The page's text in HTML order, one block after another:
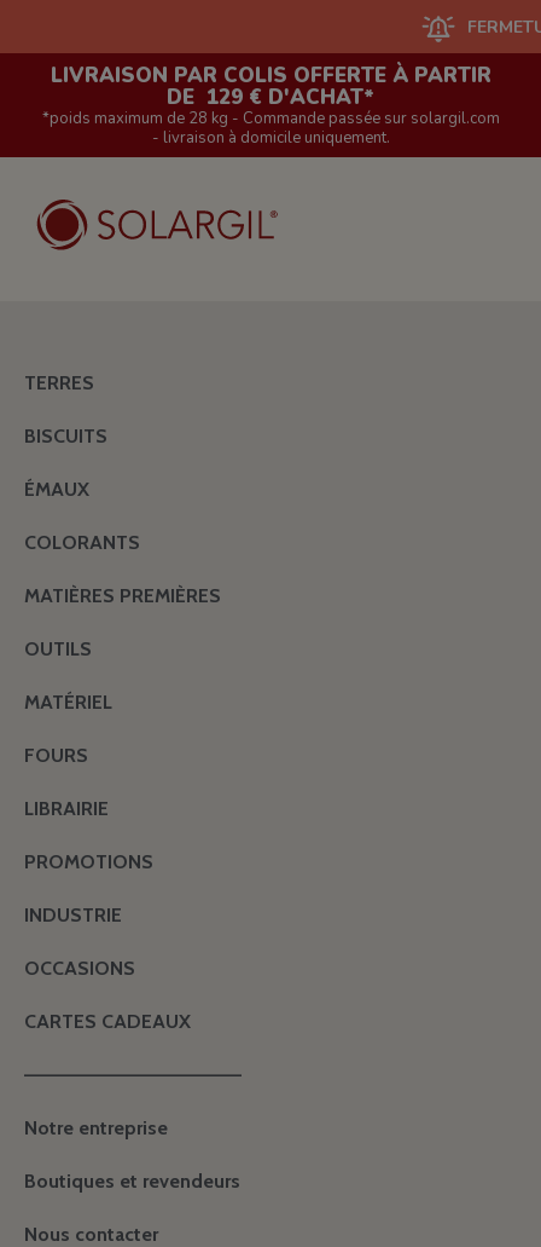
FERMETURE
LIVRAISON PAR COLIS OFFERTE À PARTIR
DE 129 € D'ACHAT*
*poids maximum de 28 kg - Commande passée sur solargil.com
- livraison à domicile uniquement.
TERRES
BISCUITS
ÉMAUX
COLORANTS
MATIÈRES PREMIÈRES
OUTILS
MATÉRIEL
FOURS
LIBRAIRIE
PROMOTIONS
INDUSTRIE
OCCASIONS
CARTES CADEAUX
———————————————
Notre entreprise
Boutiques et revendeurs
Nous contacter